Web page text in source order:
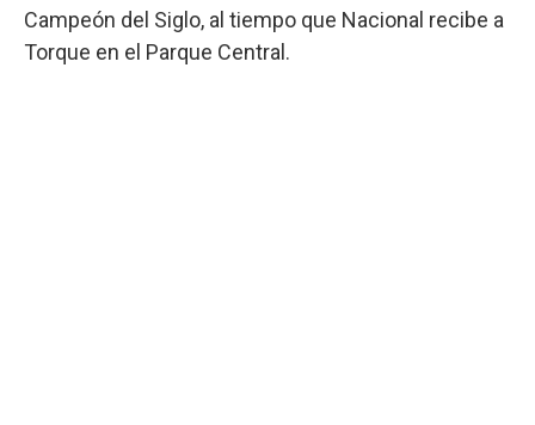
Campeón del Siglo, al tiempo que Nacional recibe a
Torque en el Parque Central.